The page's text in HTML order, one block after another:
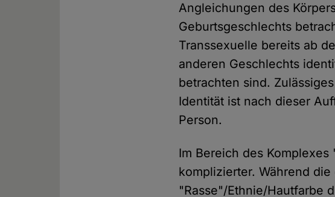
Angleichungen des
Geburtsgeschlechts
Transsexuelle bereits ab
anderen Geschlechts
betrachten sind.
Identität ist nach dieser
Person.
Im Bereich des
komplizierter. Während
"Rasse"/Ethnie/Hautfarbe